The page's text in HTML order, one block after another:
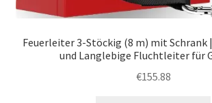
Feuerleiter 3-Stöckig (8 m) mit Schrank
und Langlebige Fluchtleiter für
€155.88